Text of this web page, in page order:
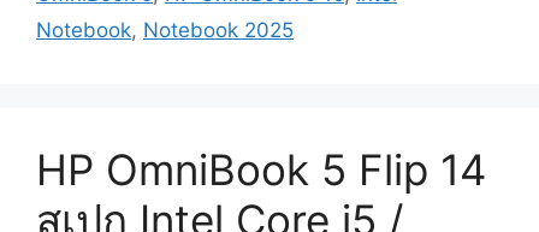
Notebook, Notebook 2025
HP OmniBook 5 Flip 14
สเปก Intel Core i5 /